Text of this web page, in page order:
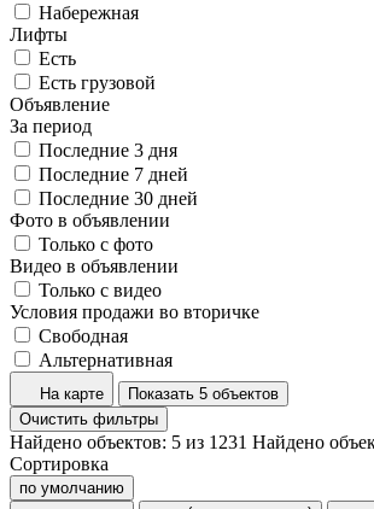
Набережная
Лифты
Есть
Есть грузовой
Объявление
За период
Последние 3 дня
Последние 7 дней
Последние 30 дней
Фото в объявлении
Только с фото
Видео в объявлении
Только с видео
Условия продажи во вторичке
Свободная
Альтернативная
На карте
Показать 5 объектов
Очистить фильтры
Найдено объектов: 5 из 1231 Найдено
Сортировка
по умолчанию